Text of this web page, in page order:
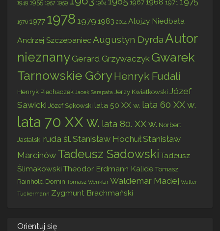
1949 1955 1957 1959 1964 1967 1971
1976 1977 1978 1979 1983 2014 Alojzy Niedbała
Andrzej Szczepaniec Augustyn Dyrda Autor
nieznany Gerard Grzywaczyk Gwarek
Tarnowskie GóryHenryk Fudali
Henryk Piechaczek Jacek Sarapata Jerzy Kwiatkowski Józef
Sawicki Józef Sękowski lata 50 XX w. lata 60 XX w.
lata 70 XX w. lata 80. XX w. Norbert
Jastalski ruda śl. Stanisław HochułStanisław
Marcinów Tadeusz Sadowski Tadeusz
Ślimakowski Theodor Erdmann KalideTomasz
Rainhold Domin Tomasz Wenklar Waldemar Madej Walter
Tuckermann Zygmunt Brachmański
Orientuj się